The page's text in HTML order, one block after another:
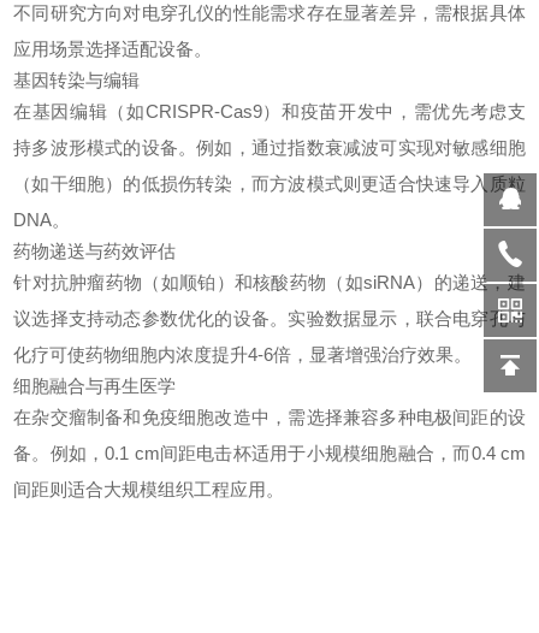
不同研究方向对电穿孔仪的性能需求存在显著差异，需根据具体
应用场景选择适配设备。
基因转染与编辑
在基因编辑（如CRISPR-Cas9）和疫苗开发中，需优先考虑支
持多波形模式的设备。例如，通过指数衰减波可实现对敏感细胞
（如干细胞）的低损伤转染，而方波模式则更适合快速导入质粒
DNA。
药物递送与药效评估
针对抗肿瘤药物（如顺铂）和核酸药物（如siRNA）的递送，建
议选择支持动态参数优化的设备。实验数据显示，联合电穿孔与
化疗可使药物细胞内浓度提升4-6倍，显著增强治疗效果。
细胞融合与再生医学
在杂交瘤制备和免疫细胞改造中，需选择兼容多种电极间距的设
备。例如，0.1 cm间距电击杯适用于小规模细胞融合，而0.4 cm
间距则适合大规模组织工程应用。